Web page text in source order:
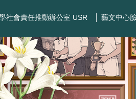
社會責任推動辦公室 USR │ 藝文中心